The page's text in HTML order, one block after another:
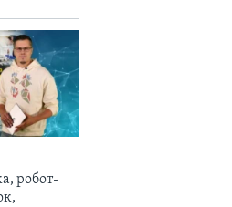
робот-